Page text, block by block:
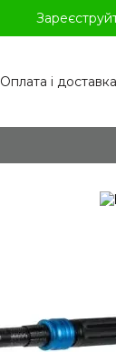
Оплата і доставка